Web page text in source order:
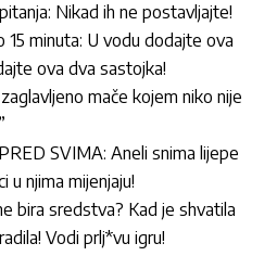
Nikad ih ne postavljajte!
15 minuta: U vodu dodajte ova
ova dva sastojka!
mače kojem niko nije
SVIMA: Aneli snima lijepe
u njima mijenjaju!
bira sredstva? Kad je shvatila
Vodi prlj*vu igru!